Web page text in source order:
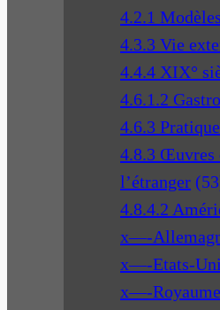
4.2.1
4.3.3 Vie
4.4.4 XIX°
4.6.1.2
4.6.3
4.8.3 Œuvres
l’étranger
4.8.4.2
x—-
x—-Etats-
x—-